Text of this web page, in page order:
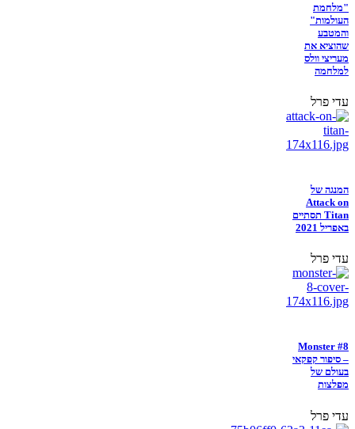
"מלחמת
העולמות"
והמטבע
שהוציא את
מעריצי וולס
למלחמה
עדי פרל
המנגה של
Attack on
Titan תסתיים
באפריל 2021
עדי פרל
Monster #8
– סיפור קפקאי
בעולם של
מפלצות
עדי פרל